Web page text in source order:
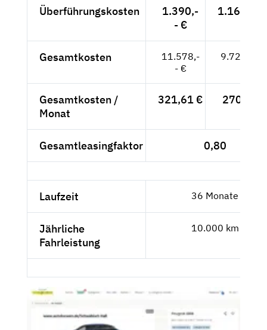
Überführungskosten
1.390,-
- €
1.168,07
Gesamtkosten
11.578,-
- €
9.729,41
Gesamtkosten /
Monat
321,61 € 270,26 €
Gesamtleasingfaktor 0,80
Laufzeit 36 Monate
Jährliche
Fahrleistung
10.000 km